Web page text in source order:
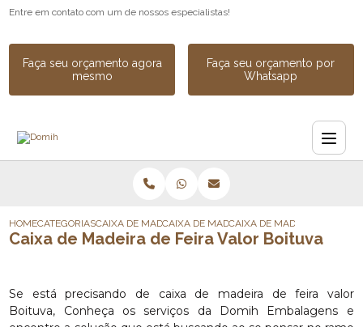
Entre em contato com um de nossos especialistas!
Faça seu orçamento agora
mesmo
Faça seu orçamento por
Whatsapp
HOMECATEGORIASCAIXA DE MADEIRACAIXA DE MADEIRA SOB MEDIDA
CAIXA DE MADEIRA DE
Caixa de Madeira de Feira Valor Boituva
Se está precisando de caixa de madeira de feira valor
Boituva, Conheça os serviços da Domih Embalagens e